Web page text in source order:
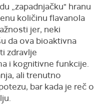
„zapadnjačku" hranu
količinu flavanola
jer, neki
da ova bioaktivna
zdravlje
i kognitivne funkcije.
ali trenutno
bar kada je reč o